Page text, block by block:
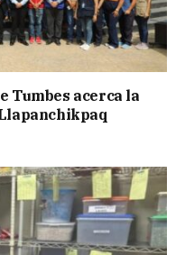
Tumbes acerca la